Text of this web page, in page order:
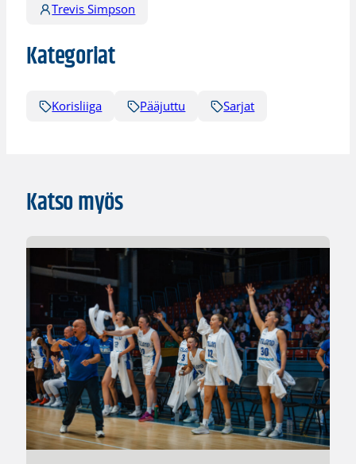
Trevis Simpson
Kategoriat
Korisliiga Pääjuttu Sarjat
Katso myös